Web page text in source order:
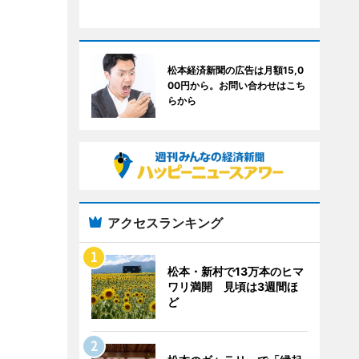
松本経済新聞の広告は月額15,0
00円から。お問い合わせはこち
らから
アクセスランキング
松本・新村で13万本のヒマ
ワリ満開 見頃は3週間ほ
ど